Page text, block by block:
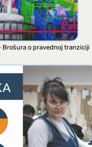
Brošura o pravednoj tranziciji